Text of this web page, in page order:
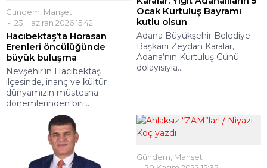
Gündem Manşet
23 Haziran 2026 15:42
Hacıbektaş’ta Horasan
Erenleri öncülüğünde
büyük buluşma
Nevşehir’in Hacıbektaş
ilçesinde, inanç ve kültür
dünyamızın müstesna
dönemlerinden biri...
Ocak Kurtuluş Bayramı
kutlu olsun
Adana Büyükşehir Belediye
Başkanı Zeydan Karalar,
Adana’nın Kurtuluş Günü
dolayısıyla...
Gündem Manşet